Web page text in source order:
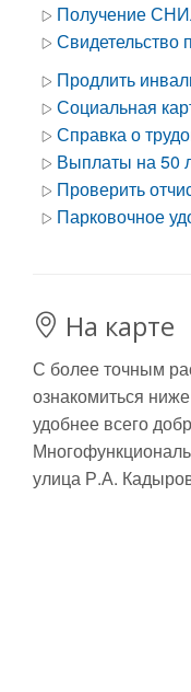
Получение
Свидетельство
Продлить
Социальная
Справка о
Выплаты на 50
Проверить
Парковочное
На карте
С более точным
ознакомиться
удобнее всего
улица Р.А.